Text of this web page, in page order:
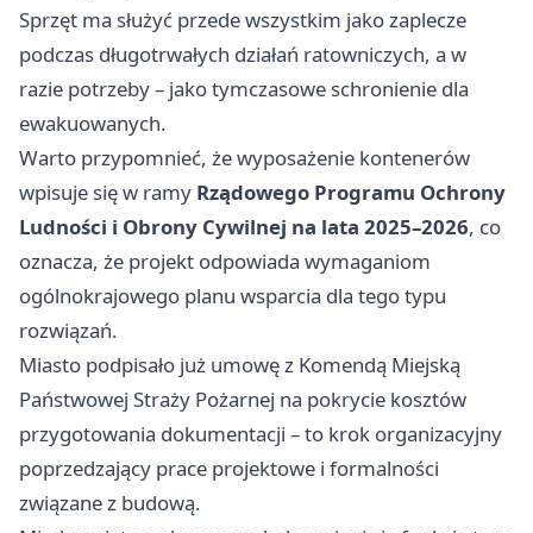
Sprzęt ma służyć przede wszystkim jako zaplecze
podczas długotrwałych działań ratowniczych, a w
razie potrzeby – jako tymczasowe schronienie dla
ewakuowanych.
Warto przypomnieć, że wyposażenie kontenerów
wpisuje się w ramy Rządowego Programu Ochrony
Ludności i Obrony Cywilnej na lata 2025–2026, co
oznacza, że projekt odpowiada wymaganiom
ogólnokrajowego planu wsparcia dla tego typu
rozwiązań.
Miasto podpisało już umowę z Komendą Miejską
Państwowej Straży Pożarnej na pokrycie kosztów
przygotowania dokumentacji – to krok organizacyjny
poprzedzający prace projektowe i formalności
związane z budową.